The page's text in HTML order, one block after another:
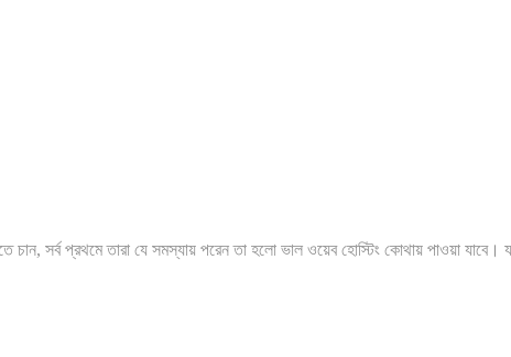
চান, সর্ব প্রথমে তারা যে সমস্যায় পরেন তা হলো ভাল ওয়েব হোস্টিং কোথায় পাওয়া যাবে।